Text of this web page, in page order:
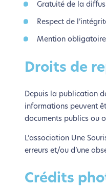
Gratuité de la
Respect de
Mention obligatoire
Droits de
Depuis la publication
informations peuvent
documents publics ou
L’association Une
erreurs et/ou d’une
Crédits